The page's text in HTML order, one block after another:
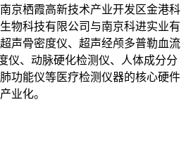
京栖霞高新技术产业开发区金港科
物科技有限公司与南京科进实业有
声骨密度仪、超声经颅多普勒血流
仪、动脉硬化检测仪、人体成分分
功能仪等医疗检测仪器的核心硬件
业化。